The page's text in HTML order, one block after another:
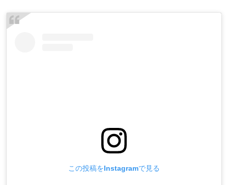
この投稿をInstagramで見る